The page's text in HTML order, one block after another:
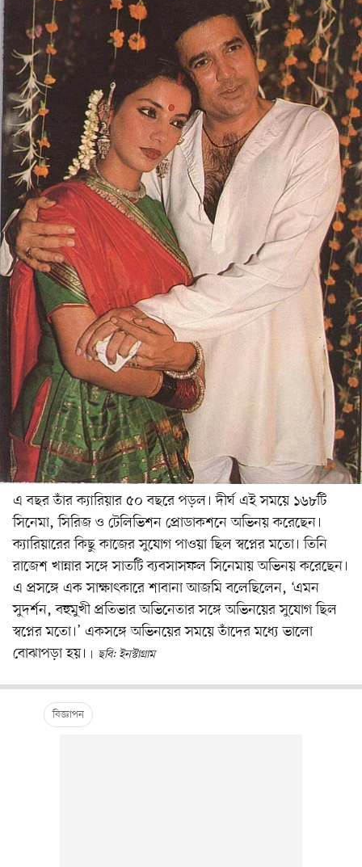
এ বছর তাঁর ক্যারিয়ার ৫০ বছরে পড়ল। দীর্ঘ এই সময়ে ১৬৮টি
সিনেমা, সিরিজ ও টেলিভিশন প্রোডাকশনে অভিনয় করেছেন।
ক্যারিয়ারের কিছু কাজের সুযোগ পাওয়া ছিল স্বপ্নের মতো। তিনি
রাজেশ খান্নার সঙ্গে সাতটি ব্যবসাসফল সিনেমায় অভিনয় করেছেন।
এ প্রসঙ্গে এক সাক্ষাৎকারে শাবানা আজমি বলেছিলেন, ‘এমন
সুদর্শন, বহুমুখী প্রতিভার অভিনেতার সঙ্গে অভিনয়ের সুযোগ ছিল
স্বপ্নের মতো।’ একসঙ্গে অভিনয়ের সময়ে তাঁদের মধ্যে ভালো
বোঝাপড়া হয়।
ছবি: ইনস্টাগ্রাম